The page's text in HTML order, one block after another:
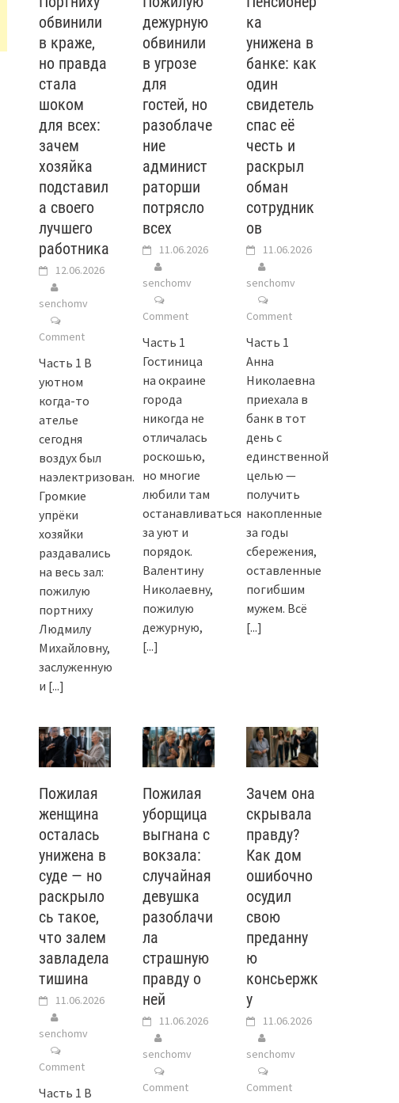
обвинили
в краже,
но правда
стала
шоком
для всех:
зачем
хозяйка
подставил
а своего
лучшего
работника
12.06.2026
senchomv
Comment
Часть 1 В
уютном
когда-то
ателье
сегодня
воздух был
наэлектризован.
Громкие
упрёки
хозяйки
раздавались
на весь зал:
пожилую
портниху
Людмилу
Михайловну,
заслуженную
и [...]
дежурную
обвинили
в угрозе
для
гостей, но
разоблаче
ние
админист
раторши
потрясло
всех
11.06.2026
senchomv
Comment
Часть 1
Гостиница
на окраине
города
никогда не
отличалась
роскошью,
но многие
любили там
останавливаться
за уют и
порядок.
Валентину
Николаевну,
пожилую
дежурную,
[...]
ка
унижена в
банке: как
один
свидетель
спас её
честь и
раскрыл
обман
сотрудник
ов
11.06.2026
senchomv
Comment
Часть 1
Анна
Николаевна
приехала в
банк в тот
день с
единственной
целью —
получить
накопленные
за годы
сбережения,
оставленные
погибшим
мужем. Всё
[...]
Пожилая
женщина
осталась
унижена в
суде — но
раскрыло
сь такое,
что залем
завладела
тишина
11.06.2026
senchomv
Comment
Часть 1 В
Пожилая
уборщица
выгнана с
вокзала:
случайная
девушка
разоблачи
ла
страшную
правду о
ней
11.06.2026
senchomv
Comment
Зачем она
скрывала
правду?
Как дом
ошибочно
осудил
свою
преданну
ю
консьержк
у
11.06.2026
senchomv
Comment